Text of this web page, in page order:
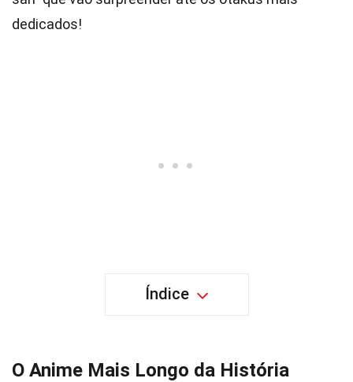
dedicados!
Índice
O Anime Mais Longo da História